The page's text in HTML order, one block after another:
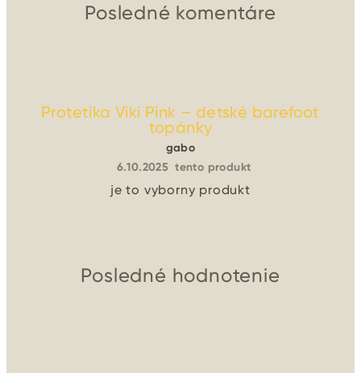
Posledné komentáre
Protetika Viki Pink – detské barefoot
topánky
gabo
6.10.2025 tento produkt
je to vyborny produkt
Posledné hodnotenie